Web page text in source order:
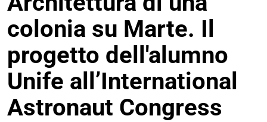
colonia su Marte. Il
progetto dell'alumno
Unife all’International
Astronaut Congress